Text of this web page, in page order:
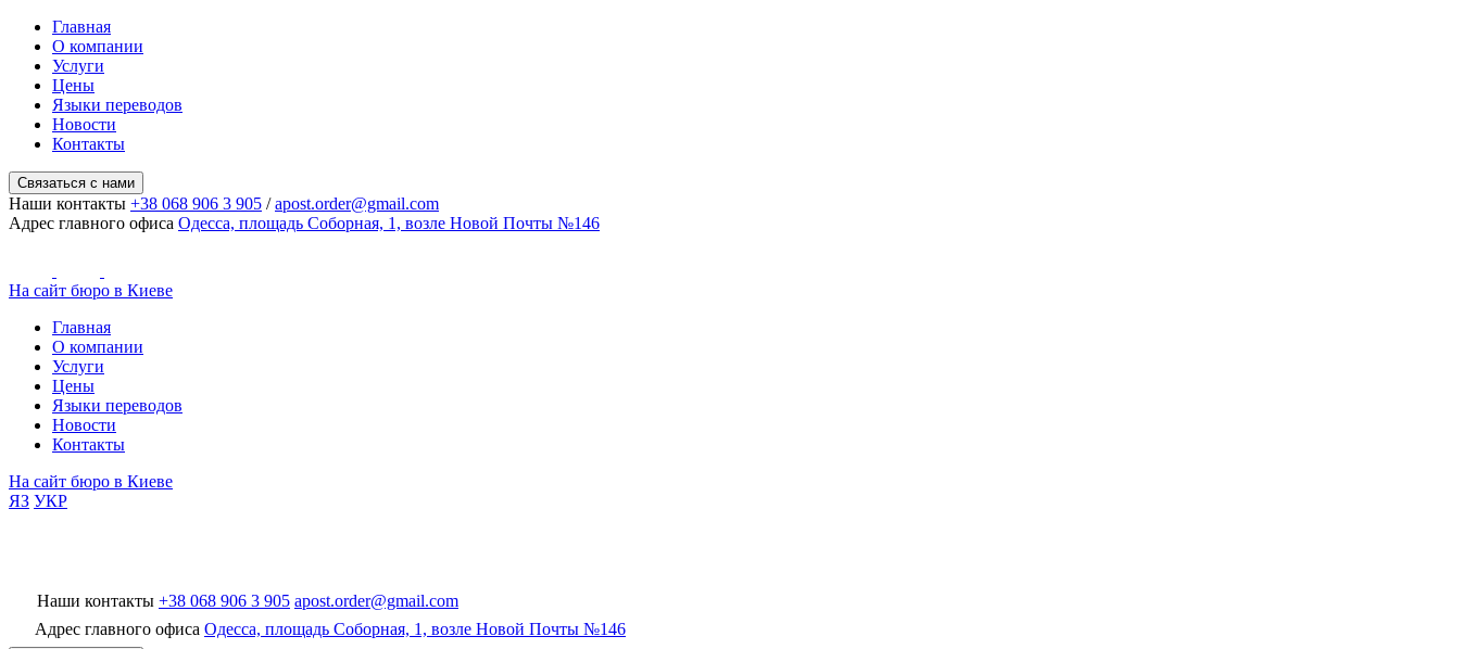
Главная
О компании
Услуги
Цены
Языки переводов
Новости
Контакты
Связаться с нами
Наши контакты +38 068 906 3 905 /apost.order@gmail.com
Адрес главного офиса Одесса, площадь Соборная, 1, возле Новой Почты №146
На сайт бюро в Киеве
Главная
О компании
Услуги
Цены
Языки переводов
Новости
Контакты
На сайт бюро в Киеве
ЯЗ УКР
БП Апостроф
Наши контакты +38 068 906 3 905 apost.order@gmail.com
Адрес главного офиса Одесса, площадь Соборная, 1, возле Новой Почты №146